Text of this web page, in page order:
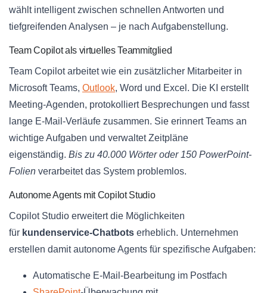
wählt intelligent zwischen schnellen Antworten und
tiefgreifenden Analysen – je nach Aufgabenstellung.
Team Copilot als virtuelles Teammitglied
Team Copilot arbeitet wie ein zusätzlicher Mitarbeiter in
Microsoft Teams, Outlook, Word und Excel. Die KI erstellt
Meeting-Agenden, protokolliert Besprechungen und fasst
lange E-Mail-Verläufe zusammen. Sie erinnert Teams an
wichtige Aufgaben und verwaltet Zeitpläne
eigenständig. Bis zu 40.000 Wörter oder 150 PowerPoint-
Folien verarbeitet das System problemlos.
Autonome Agents mit Copilot Studio
Copilot Studio erweitert die Möglichkeiten
für kundenservice-Chatbots erheblich. Unternehmen
erstellen damit autonome Agents für spezifische Aufgaben:
Automatische E-Mail-Bearbeitung im Postfach